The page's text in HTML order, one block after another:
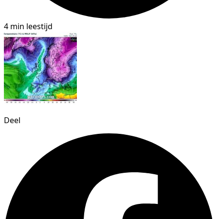
4 min leestijd
Deel